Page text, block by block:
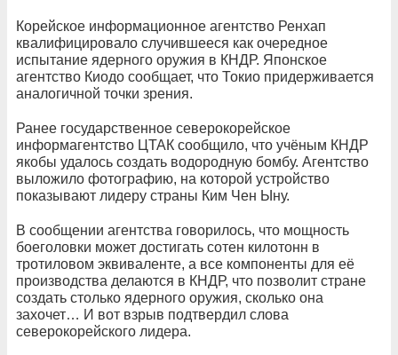
Корейское информационное агентство Ренхап
квалифицировало случившееся как очередное
испытание ядерного оружия в КНДР. Японское
агентство Киодо сообщает, что Токио придерживается
аналогичной точки зрения.
Ранее государственное северокорейское
информагентство ЦТАК сообщило, что учёным КНДР
якобы удалось создать водородную бомбу. Агентство
выложило фотографию, на которой устройство
показывают лидеру страны Ким Чен Ыну.
В сообщении агентства говорилось, что мощность
боеголовки может достигать сотен килотонн в
тротиловом эквиваленте, а все компоненты для её
производства делаются в КНДР, что позволит стране
создать столько ядерного оружия, сколько она
захочет… И вот взрыв подтвердил слова
северокорейского лидера.